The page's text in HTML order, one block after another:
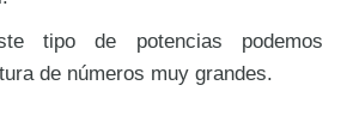
tipo de potencias podemos
de números muy grandes.